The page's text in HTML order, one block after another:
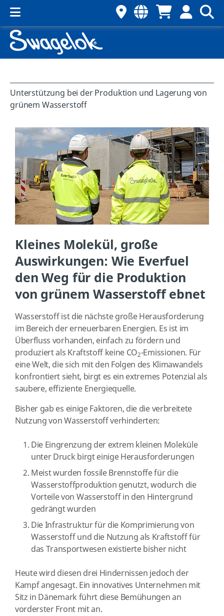
Unterstützung bei der Produktion und Lagerung von
grünem Wasserstoff
Kleines Molekül, große
Auswirkungen: Wie Everfuel
den Weg für die Produktion
von grünem Wasserstoff ebnet
Wasserstoff ist die nächste große Herausforderung
im Bereich der erneuerbaren Energien. Es ist im
Überfluss vorhanden, einfach zu fördern und
produziert als Kraftstoff keine CO2-Emissionen. Für
eine Welt, die sich mit den Folgen des Klimawandels
konfrontiert sieht, birgt es ein extremes Potenzial als
saubere, effiziente Energiequelle.
Bisher gab es einige Faktoren, die die verbreitete
Nutzung von Wasserstoff verhinderten:
Die Eingrenzung der extrem kleinen Moleküle
unter Druck birgt einige Herausforderungen
Meist wurden fossile Brennstoffe für die
Wasserstoffproduktion genutzt, wodurch die
Vorteile von Wasserstoff in den Hintergrund
gedrängt wurden
Die Infrastruktur für die Komprimierung von
Wasserstoff und die Nutzung als Kraftstoff für
das Transportwesen existierte bisher nicht
Heute wird diesen drei Hindernissen jedoch der
Kampf angesagt. Ein innovatives Unternehmen mit
Sitz in Dänemark führt diese Bemühungen an
vorderster Front mit an.